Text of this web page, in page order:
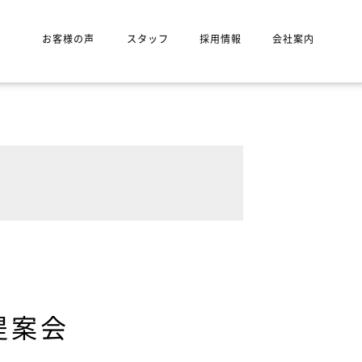
お客様の声 スタッフ 採用情報 会社案内
会